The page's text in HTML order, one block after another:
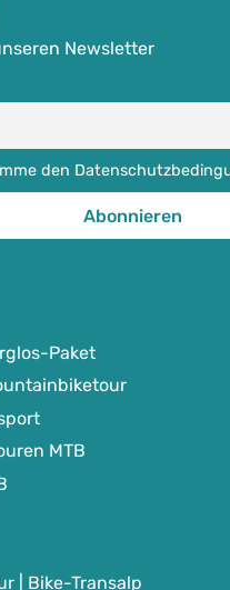
Newsletter
den
Paket
MTB
| Bike-Transalp